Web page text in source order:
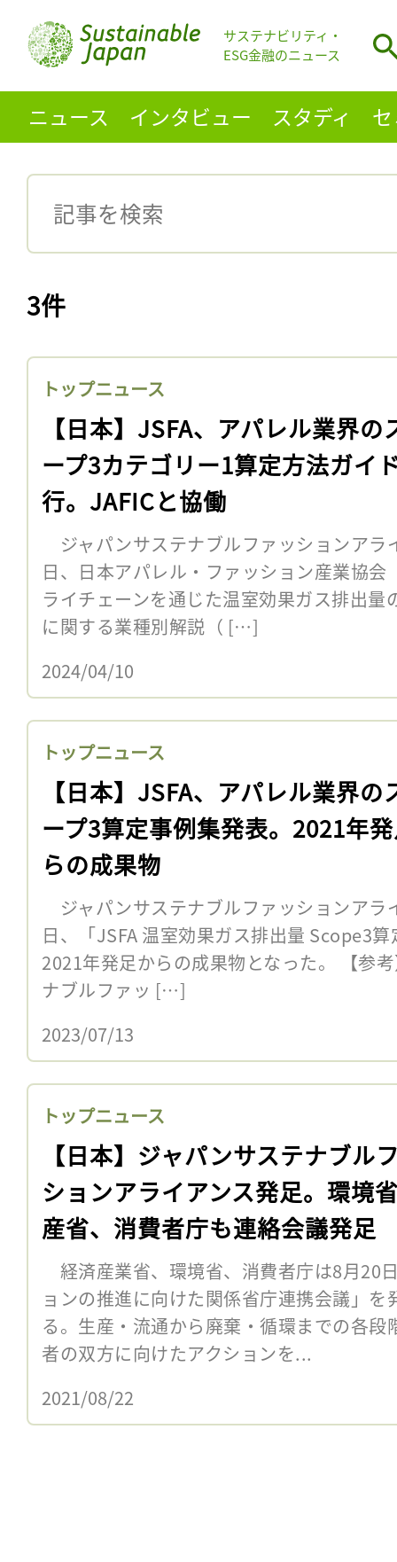
サステナビリティ・
ESG金融のニュース
ニュース インタビュー スタディ
3件
トップニュース
【日本】JSFA、アパレル業界の
ープ3カテゴリー1算定方法ガイ
行。JAFICと協働
ジャパンサステナブルファッションアラ
日、日本アパレル・ファッション産業協
ライチェーンを通じた温室効果ガス排出
に関する業種別解説（ […]
2024/04/10
トップニュース
【日本】JSFA、アパレル業界の
ープ3算定事例集発表。2021年
らの成果物
ジャパンサステナブルファッションアラ
日、「JSFA 温室効果ガス排出量 Scope3
2021年発足からの成果物となった。 【参
ナブルファッ […]
2023/07/13
トップニュース
【日本】ジャパンサステナブル
ションアライアンス発足。環境
産省、消費者庁も連絡会議発足
経済産業省、環境省、消費者庁は8月20
ョンの推進に向けた関係省庁連携会議」
る。生産・流通から廃棄・循環までの各
者の双方に向けたアクションを...
2021/08/22